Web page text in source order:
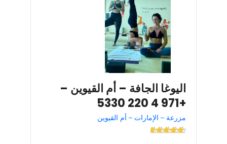
اليوغا الجافة – أم القيوين –
+971 4 220 5330
مزرعة – الإمارات – أم القيوين